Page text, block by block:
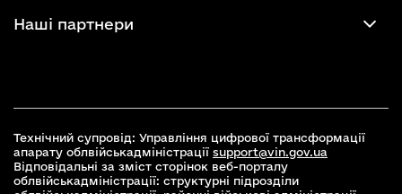
Наші партнери
Технічний супровід: Управління цифрової трансформації
апарату облвійськадміністрації support@vin.gov.ua
Відповідальні за зміст сторінок веб-порталу
облвійськадміністрації: структурні підрозділи